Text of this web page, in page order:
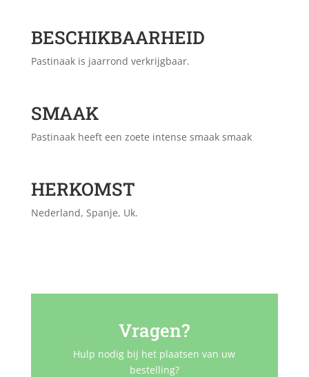
BESCHIKBAARHEID
Pastinaak is jaarrond verkrijgbaar.
SMAAK
Pastinaak heeft een zoete intense smaak smaak
HERKOMST
Nederland, Spanje, Uk.
Vragen?
Hulp nodig bij het plaatsen van uw
bestelling?